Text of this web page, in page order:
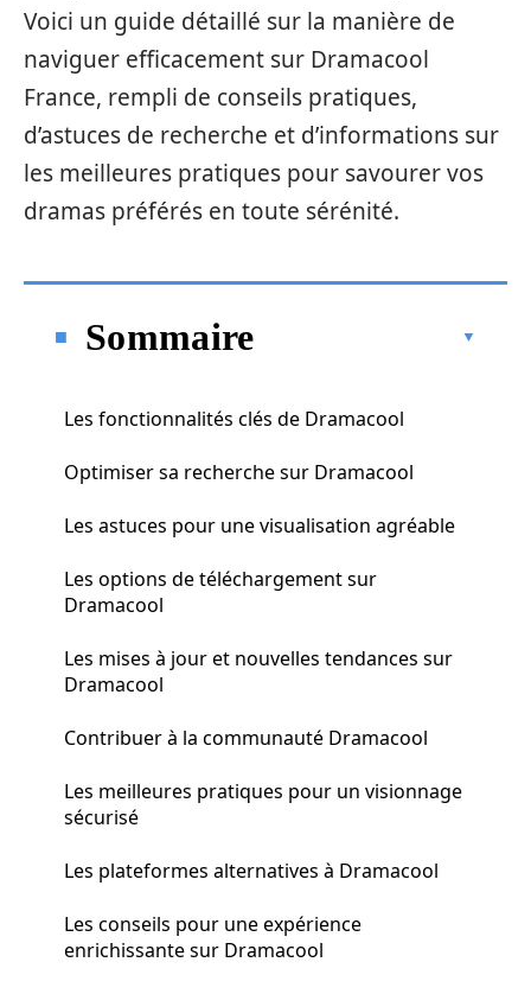
Voici un guide détaillé sur la manière de
naviguer efficacement sur Dramacool
France, rempli de conseils pratiques,
d’astuces de recherche et d’informations sur
les meilleures pratiques pour savourer vos
dramas préférés en toute sérénité.
Sommaire
Les fonctionnalités clés de Dramacool
Optimiser sa recherche sur Dramacool
Les astuces pour une visualisation agréable
Les options de téléchargement sur
Dramacool
Les mises à jour et nouvelles tendances sur
Dramacool
Contribuer à la communauté Dramacool
Les meilleures pratiques pour un visionnage
sécurisé
Les plateformes alternatives à Dramacool
Les conseils pour une expérience
enrichissante sur Dramacool